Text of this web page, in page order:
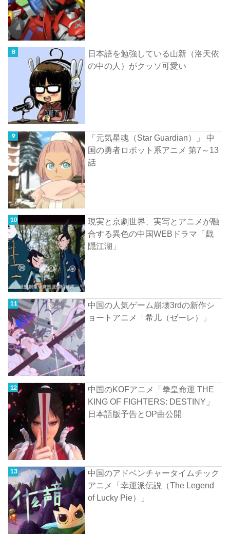
日本語を勉強している山新（洛天依
の中の人）がクッソ可愛い
「元気星魂（Star Guardian）」 中
国の勇者ロボット系アニメ 第7～13
話
現実と京劇世界、実写とアニメが融
合する異色の中国WEBドラマ「戯
隠江湖」
中国の人気ゲーム崩壊3rdの新作シ
ョートアニメ「希儿（ゼーレ）」
中国のKOFアニメ「拳皇命運 THE
KING OF FIGHTERS: DESTINY」
日本語版予告とOP曲公開
中国のアドベンチャータイムチック
アニメ「幸運派伝説（The Legend
of Lucky Pie）」